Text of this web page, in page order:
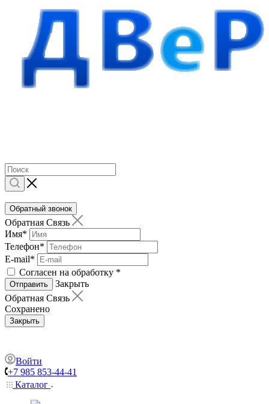
Обратный звонок
Обратная Связь
Имя*
Телефон*
E-mail*
Согласен на обработку *
Отправить
Закрыть
Обратная Связь
Сохранено
Закрыть
Войти
+7 985 853-44-41
Каталог